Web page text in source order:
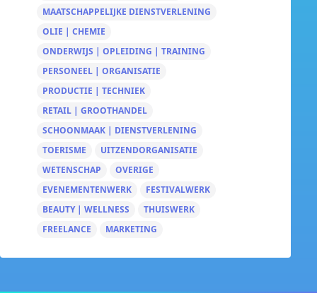
MAATSCHAPPELIJKE DIENSTVERLENING
OLIE | CHEMIE
ONDERWIJS | OPLEIDING | TRAINING
PERSONEEL | ORGANISATIE
PRODUCTIE | TECHNIEK
RETAIL | GROOTHANDEL
SCHOONMAAK | DIENSTVERLENING
TOERISME
UITZENDORGANISATIE
WETENSCHAP
OVERIGE
EVENEMENTENWERK
FESTIVALWERK
BEAUTY | WELLNESS
THUISWERK
FREELANCE
MARKETING